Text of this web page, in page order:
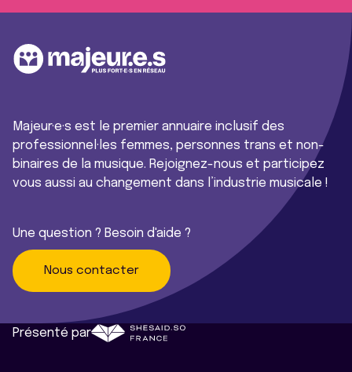
Majeur·e·s est le premier annuaire inclusif des
professionnel·les femmes, personnes trans et non-
binaires de la musique. Rejoignez-nous et participez
vous aussi au changement dans l’industrie musicale !
Une question ? Besoin d'aide ?
Nous contacter
Présenté par